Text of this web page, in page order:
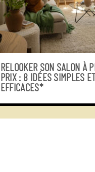
RELOOKER SON SALON À
PRIX : 8 IDÉES SIMPLES ET
EFFICACES*